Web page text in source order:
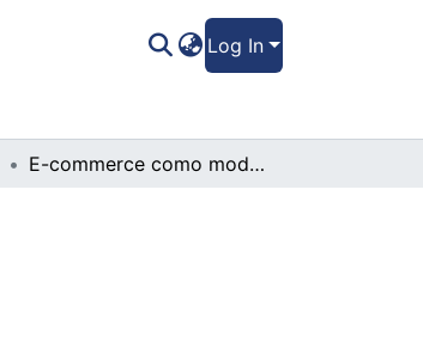
Log In
E-commerce como modelo de negocios para supermercados